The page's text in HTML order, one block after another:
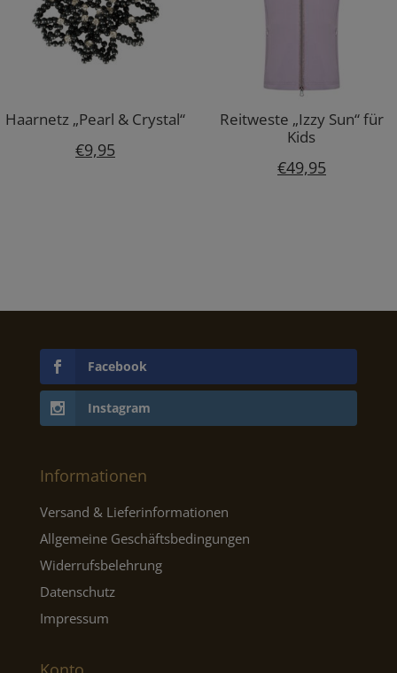
Haarnetz „Pearl & Crystal“
€9,95
Reitweste „Izzy Sun“ für
Kids
€49,95
Facebook
Instagram
Informationen
Versand & Lieferinformationen
Allgemeine Geschäftsbedingungen
Widerrufsbelehrung
Datenschutz
Impressum